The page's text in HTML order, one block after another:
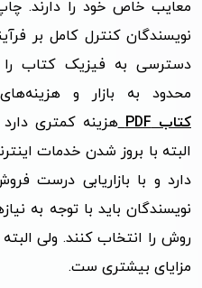
معایب خاص خود را دارند.
نویسندگان کنترل کامل بر
دسترسی به فیزیک کتاب
محدود به بازار و هزینه‌های
کتاب‌PDF هزینه کمتری
البته با بروز شدن خدمات
دارد و با بازاریابی درست
نویسندگان باید با توجه به
روش را انتخاب کنند. ولی
مزایای بیشتری ست.